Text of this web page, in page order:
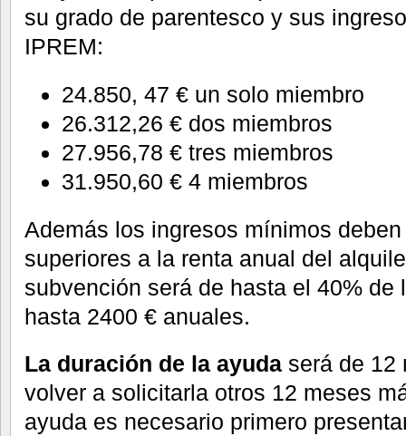
su grado de parentesco y sus
IPREM:
24.850, 47 € un solo miembro
26.312,26 € dos miembros
27.956,78 € tres miembros
31.950,60 € 4 miembros
Además los ingresos mínimos
superiores a la renta anual del
subvención será de hasta el 40% de
hasta 2400 € anuales.
La duración de la ayuda será de 12
volver a solicitarla otros 12 meses
ayuda es necesario primero